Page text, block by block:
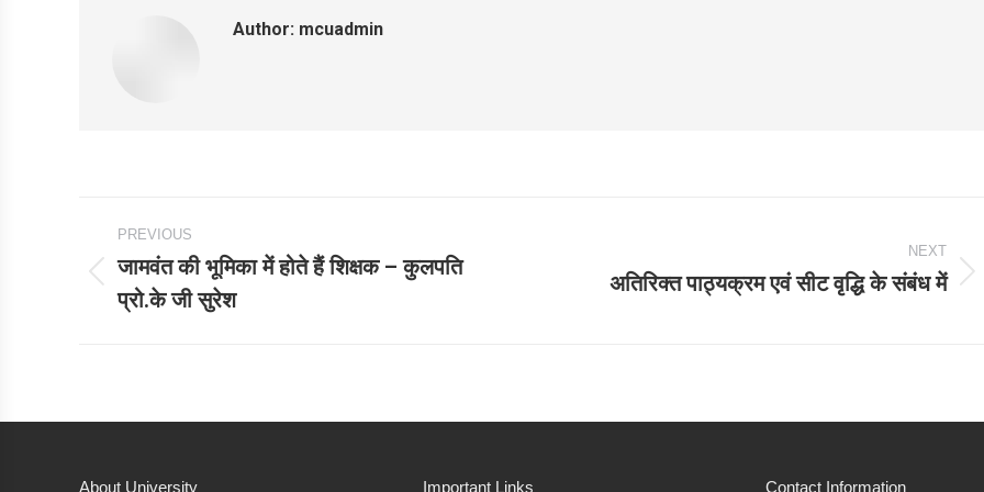
Author: mcuadmin
Post
navigation
PREVIOUS
Previous
post:
जामवंत की भूमिका में होते हैं शिक्षक – कुलपति
प्रो.के जी सुरेश
NEXT
अतिरिक्‍त पाठ्यक्रम एवं सीट वृद्धि के संबंध में
About University Important Links Contact Information